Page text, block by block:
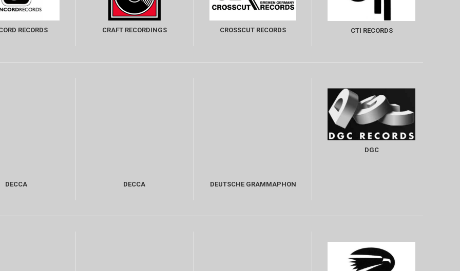
RECORDS CRAFT RECORDINGS CROSSCUT RECORDS CTI RECORDS
DECCA DECCA DEUTSCHE GRAMMAPHON
DGC